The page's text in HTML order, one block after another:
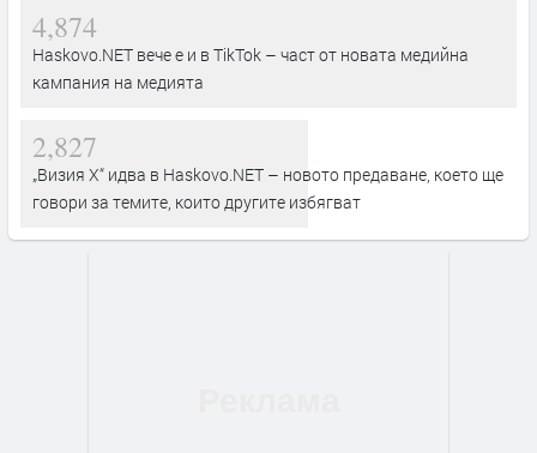
4,874
Haskovo.NET вече е и в TikTok – част от новата медийна
кампания на медията
2,827
„Визия Х“ идва в Haskovo.NET – новото предаване, което ще
говори за темите, които другите избягват